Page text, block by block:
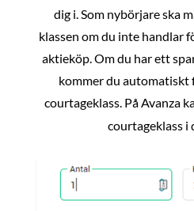
dig i. Som nybörjare ska
klassen om du inte handlar
aktieköp. Om du har ett
kommer du automatiskt
courtageklass. På Avanza
courtageklass i